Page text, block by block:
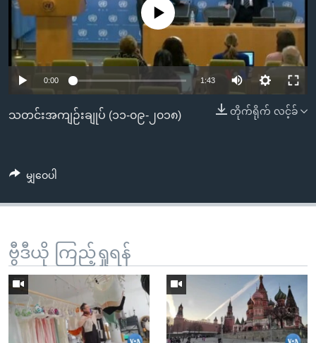
ညွန်း
စာမျက်နှာ
ရန်
သို့
ကျော်
ရန်
မကြေးမုံရဲ့ အင်္ဂလိပ်စာ
ရုပ်ရှင်ထဲက အင်္ဂလိပ်စာ
သုတပဒေသာ အင်္ဂလိပ်စာ
ရေဒီယို
တီဗွီ
ရေဒီယိုနှင့်ရုပ်သံ အချက်အလက်များ
ရေဒီယို/တီဗွီအစီအစဉ်
Learning English
ဗွီအိုအေ လူမှုကွန်ယက်များ
ဘာသာစကားများ
No media source currently available
0:00 1:43
တိုက်ရိုက် လင့်ခ်
သတင်းအကျဉ်းချုပ် (၁၁-၀၉-၂၀၁၈)
မျှဝေပါ
ဗွီဒီယို ကြည့်ရှုရန်